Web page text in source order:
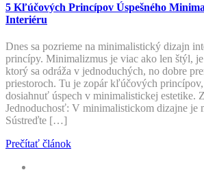
5 Kľúčových Princípov Úspešného
Interiéru
Dnes sa pozrieme na minimalistický dizajn
princípy. Minimalizmus je viac ako len štýl,
ktorý sa odráža v jednoduchých, no dobre
priestoroch. Tu je zopár kľúčových
dosiahnuť úspech v minimalistickej estetike.
Jednoduchosť: V minimalistickom dizajne je
Sústreďte […]
Prečítať článok